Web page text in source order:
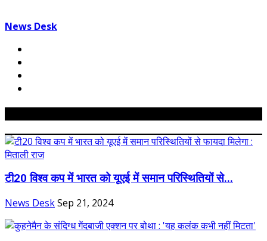
News Desk
टी20 विश्व कप में भारत को यूएई में समान परिस्थितियों से...
News DeskSep 21, 2024